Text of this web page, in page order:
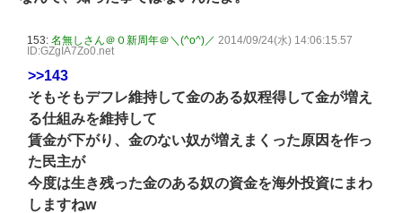
153: 名無しさん＠０新周年＠＼(^o^)／ 2014/09/24(水) 14:06:15.57
ID:GZgIA7Zo0.net
>>143
そもそもデフレ維持して金のある奴程得して金が増え
る仕組みを維持して
賃金が下がり、金のない奴が増えまくった原因を作っ
た民主が
今度は生き残った金のある奴の資金を海外投資にまわ
しますねw